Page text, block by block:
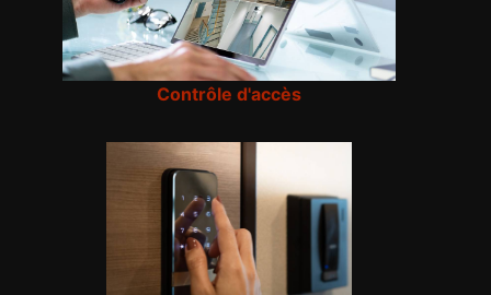
Contrôle d'accès